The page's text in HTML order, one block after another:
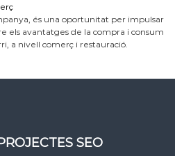
és una oportunitat per impulsar
els avantatges de la compra i consum
a nivell comerç i restauració.
SEO